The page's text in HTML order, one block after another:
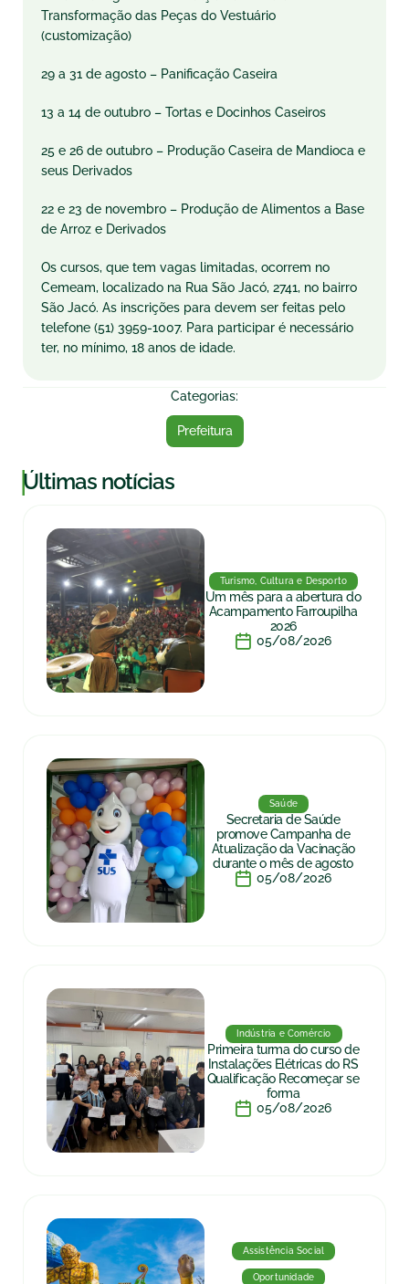
Transformação das Peças do Vestuário
(customização)
29 a 31 de agosto – Panificação Caseira
13 a 14 de outubro – Tortas e Docinhos Caseiros
25 e 26 de outubro – Produção Caseira de Mandioca e
seus Derivados
22 e 23 de novembro – Produção de Alimentos a Base
de Arroz e Derivados
Os cursos, que tem vagas limitadas, ocorrem no
Cemeam, localizado na Rua São Jacó, 2741, no bairro
São Jacó. As inscrições para devem ser feitas pelo
telefone (51) 3959-1007. Para participar é necessário
ter, no mínimo, 18 anos de idade.
Categorias:
Prefeitura
|Últimas notícias
Turismo, Cultura e Desporto
Um mês para a abertura do
Acampamento Farroupilha
2026
05/08/2026
Saúde
Secretaria de Saúde
promove Campanha de
Atualização da Vacinação
durante o mês de agosto
05/08/2026
Indústria e Comércio
Primeira turma do curso de
Instalações Elétricas do RS
Qualificação Recomeçar se
forma
05/08/2026
Assistência Social
Oportunidade